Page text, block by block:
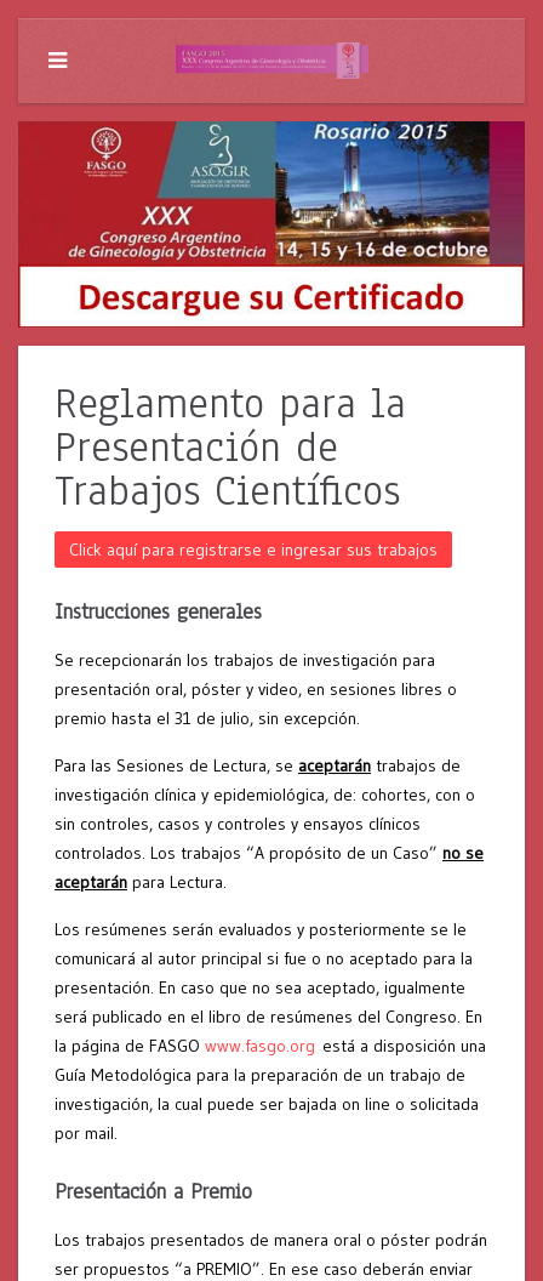
Reglamento para la
Presentación de
Trabajos Científicos
Click aquí para registrarse e ingresar sus trabajos
Instrucciones generales
Se recepcionarán los trabajos de investigación para
presentación oral, póster y video, en sesiones libres o
premio hasta el 31 de julio, sin excepción.
Para las Sesiones de Lectura, se aceptarán trabajos de
investigación clínica y epidemiológica, de: cohortes, con o
sin controles, casos y controles y ensayos clínicos
controlados. Los trabajos “A propósito de un Caso” no se
aceptarán para Lectura.
Los resúmenes serán evaluados y posteriormente se le
comunicará al autor principal si fue o no aceptado para la
presentación. En caso que no sea aceptado, igualmente
será publicado en el libro de resúmenes del Congreso. En
la página de FASGO www.fasgo.org está a disposición una
Guía Metodológica para la preparación de un trabajo de
investigación, la cual puede ser bajada on line o solicitada
por mail.
Presentación a Premio
Los trabajos presentados de manera oral o póster podrán
ser propuestos “a PREMIO”. En ese caso deberán enviar